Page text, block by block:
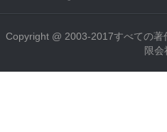
Copyright @ 2003-2017すべての
限会